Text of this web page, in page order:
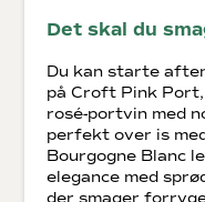
Det skal du
Du kan starte
på Croft Pink
rosé-portvin med
perfekt over is
Bourgogne Blanc
elegance med
der smager